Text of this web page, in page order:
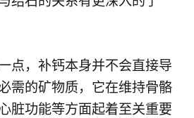
点，补钙本身并不会直接导
需的矿物质，它在维持骨骼
脏功能等方面起着至关重要